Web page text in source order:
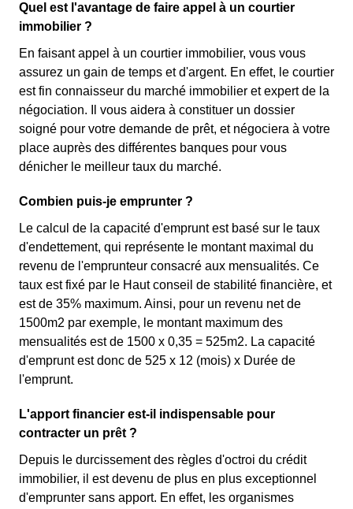
Quel est l'avantage de faire appel à un courtier
immobilier ?
En faisant appel à un courtier immobilier, vous vous
assurez un gain de temps et d'argent. En effet, le courtier
est fin connaisseur du marché immobilier et expert de la
négociation. Il vous aidera à constituer un dossier
soigné pour votre demande de prêt, et négociera à votre
place auprès des différentes banques pour vous
dénicher le meilleur taux du marché.
Combien puis-je emprunter ?
Le calcul de la capacité d'emprunt est basé sur le taux
d'endettement, qui représente le montant maximal du
revenu de l'emprunteur consacré aux mensualités. Ce
taux est fixé par le Haut conseil de stabilité financière, et
est de 35% maximum. Ainsi, pour un revenu net de
1500m2 par exemple, le montant maximum des
mensualités est de 1500 x 0,35 = 525m2. La capacité
d'emprunt est donc de 525 x 12 (mois) x Durée de
l'emprunt.
L'apport financier est-il indispensable pour
contracter un prêt ?
Depuis le durcissement des règles d'octroi du crédit
immobilier, il est devenu de plus en plus exceptionnel
d'emprunter sans apport. En effet, les organismes